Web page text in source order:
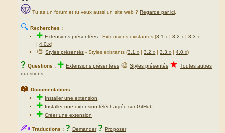
Tu as un forum et tu veux aussi un site web ? Regarde par ici
🔍 Recherches :
✚Extensions présentées -Extensions existantes (3.1.x |3.2.x |3.3.x
|4.0.x)
🎨Styles présentés - Styles existants (3.1.x |3.2.x |3.3.x |4.0.x)
? Questions : ✚ Extensions présentées 🎨 Styles présentés ★ Toutes autres
questions
📖 Documentations :
✚ Installer une extension
✚ Installer une extension téléchargée sur GitHub
✚Créer une extension
✍ Traductions : ? Demander ? Proposer